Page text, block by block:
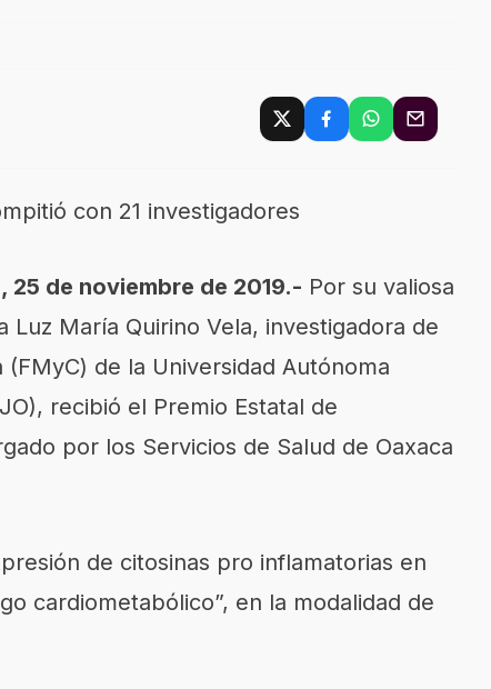
con 21 investigadores
25 de noviembre de 2019.- Por su valiosa
María Quirino Vela, investigadora de
de la Universidad Autónoma
recibió el Premio Estatal de
por los Servicios de Salud de Oaxaca
de citosinas pro inflamatorias en
cardiometabólico”, en la modalidad de